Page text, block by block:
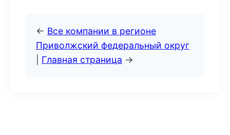
← Все компании в регионе
Приволжский федеральный округ
Главная страница →